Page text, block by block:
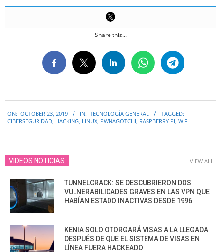
Share this...
10-
ON: OCTOBER 23, 2019 IN: TECNOLOGÍA GENERAL
TAGGED:
CIBERSEGURIDAD, HACKING, LINUX, PWNAGOTCHI, RASPBERRY PI, WIFI
VIDEOS NOTICIAS VIEW ALL
TUNNELCRACK: SE DESCUBRIERON DOS
VULNERABILIDADES GRAVES EN LAS VPN QUE
HABÍAN ESTADO INACTIVAS DESDE 1996
KENIA SOLO OTORGARÁ VISAS A LA LLEGADA
DESPUÉS DE QUE EL SISTEMA DE VISAS EN
LÍNEA FUERA HACKEADO